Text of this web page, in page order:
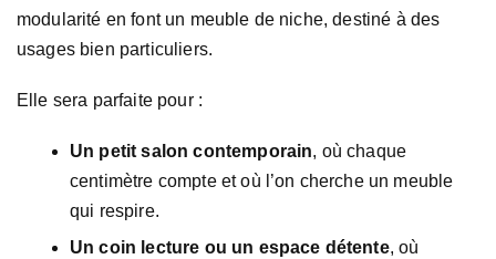
modularité en font un meuble de niche, destiné à des
usages bien particuliers.
Elle sera parfaite pour :
Un petit salon contemporain, où chaque
centimètre compte et où l’on cherche un meuble
qui respire.
Un coin lecture ou un espace détente, où